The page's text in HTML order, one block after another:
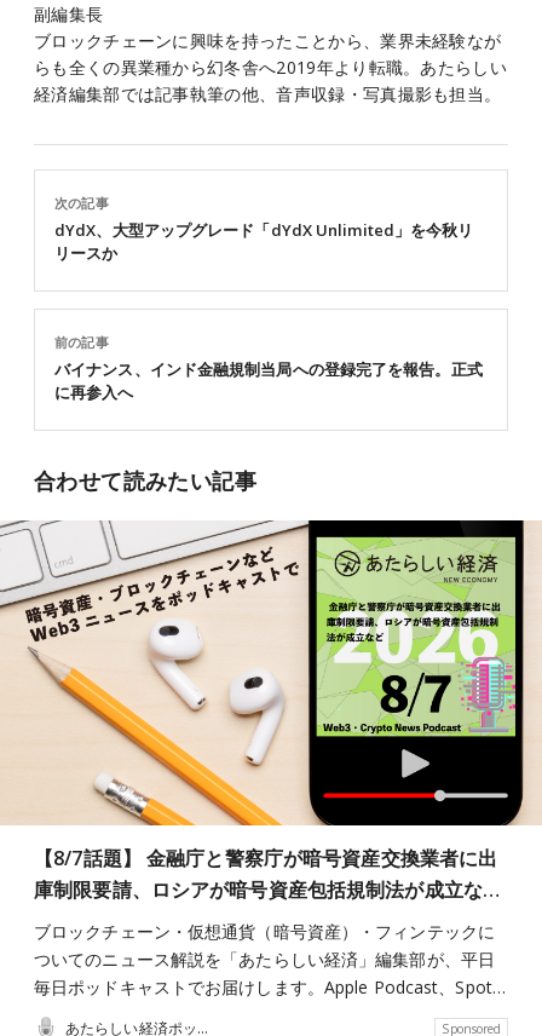
副編集長
ブロックチェーンに興味を持ったことから、業界未経験なが
らも全くの異業種から幻冬舎へ2019年より転職。あたらしい
経済編集部では記事執筆の他、音声収録・写真撮影も担当。
前の記事
バイナンス、インド金融規制当局への登録完了を報告。正式
に再参入へ
次の記事
dYdX、大型アップグレード「dYdX Unlimited」を今秋リ
リースか
合わせて読みたい記事
【8/7話題】 金融庁と警察庁が暗号資産交換業者に出
庫制限要請、ロシアが暗号資産包括規制法が成立な…
ブロックチェーン・仮想通貨（暗号資産）・フィンテックに
ついてのニュース解説を「あたらしい経済」編集部が、平日
毎日ポッドキャストでお届けします。Apple Podcast、Spot…
あたらしい経済ポッドキャスト Sponsored